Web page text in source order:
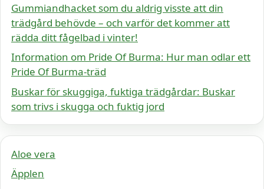
Gummiandhacket som du aldrig visste att din
trädgård behövde – och varför det kommer att
rädda ditt fågelbad i vinter!
Information om Pride Of Burma: Hur man odlar ett
Pride Of Burma-träd
Buskar för skuggiga, fuktiga trädgårdar: Buskar
som trivs i skugga och fuktig jord
Aloe vera
Äpplen